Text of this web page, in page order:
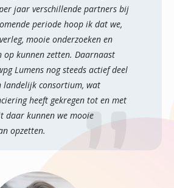
jaar verschillende partners bij
periode hoop ik dat we,
mooie onderzoeken en
op kunnen zetten. Daarnaast
Lumens nog steeds actief deel
landelijk consortium, wat
heeft gekregen tot en met
daar kunnen we mooie
opzetten.